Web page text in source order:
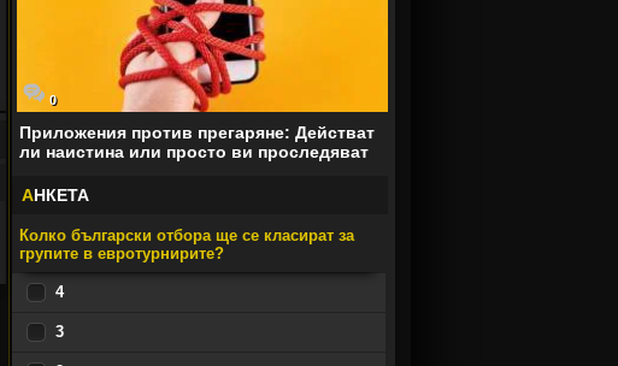
0
Приложения против прегаряне: Действат
ли наистина или просто ви проследяват
АНКЕТА
Колко български отбора ще се класират за
групите в евротурнирите?
4
3